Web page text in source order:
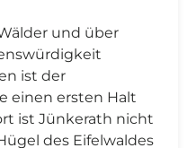
und über
ist der
einen ersten Halt
ist Jünkerath nicht
des Eifelwaldes